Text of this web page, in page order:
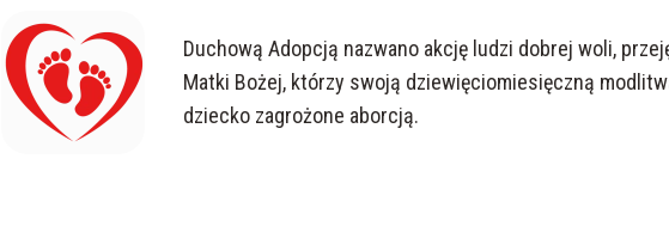
Duchową Adopcją nazwano akcję ludzi dobrej woli,
Matki Bożej, którzy swoją dziewięciomiesięczną
dziecko zagrożone aborcją.